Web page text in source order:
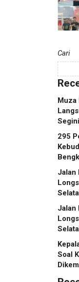
Cari
Muza
295
Jalan
Jalan
Soal